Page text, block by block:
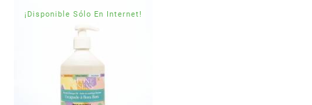
¡Disponible Sólo En Internet!